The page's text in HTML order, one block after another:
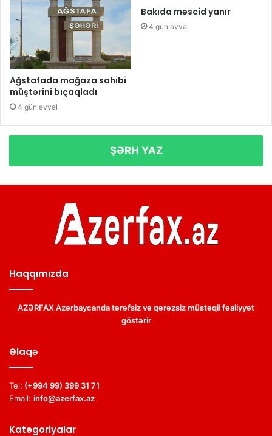
Ağstafada mağaza sahibi
müştərini bıçaqladı
4 gün əvvəl
Bakıda məscid yanır
4 gün əvvəl
ŞƏRH YAZ
Haqqımızda
AZƏRFAX Azərbaycanda tərəfsiz və qərəzsiz müstəqil fəaliyyət
göstərir
Əlaqə
Tel: (+994 99) 399 31 71
Email: info@azerfax.az
Kategoriyalar